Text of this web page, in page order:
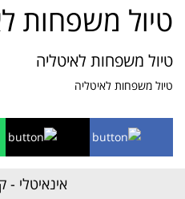
טיול משפחות
טיול משפחות לאיטליה
טיול משפחות לאיטליה
אינאיטלי -